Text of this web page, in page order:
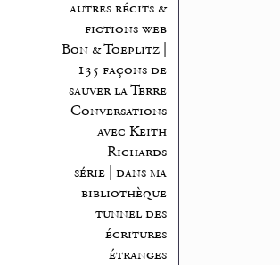
autres récits &
fictions web
Bon & Toeplitz |
135 façons de
sauver la Terre
Conversations
avec Keith
Richards
série | dans ma
bibliothèque
tunnel des
écritures
étranges